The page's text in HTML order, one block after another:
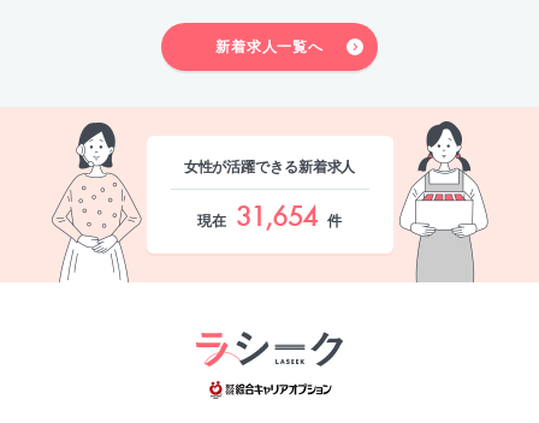
新着求人一覧へ
女性が活躍できる新着求人
現在 31,654 件